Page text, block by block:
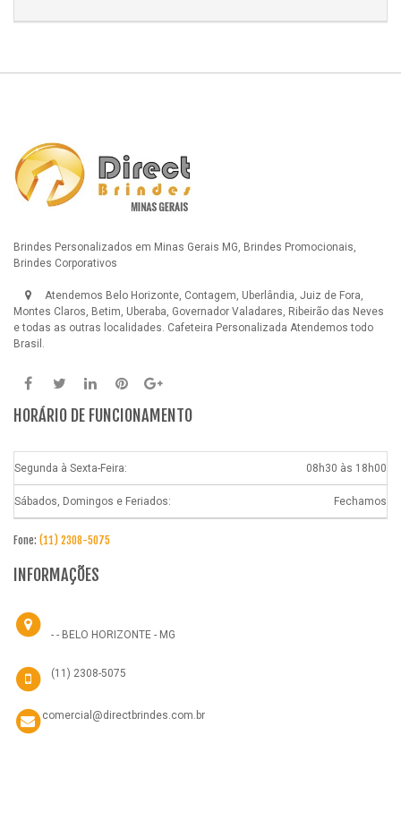
Brindes Personalizados em Minas Gerais MG, Brindes Promocionais,
Brindes Corporativos
Atendemos Belo Horizonte, Contagem, Uberlândia, Juiz de Fora,
Montes Claros, Betim, Uberaba, Governador Valadares, Ribeirão das Neves
e todas as outras localidades. Cafeteira Personalizada Atendemos todo
Brasil.
HORÁRIO DE FUNCIONAMENTO
Segunda à Sexta-Feira: 08h30 às 18h00
Sábados, Domingos e Feriados: Fechamos
Fone: (11) 2308-5075
INFORMAÇÕES
- - BELO HORIZONTE - MG
(11) 2308-5075
comercial@directbrindes.com.br